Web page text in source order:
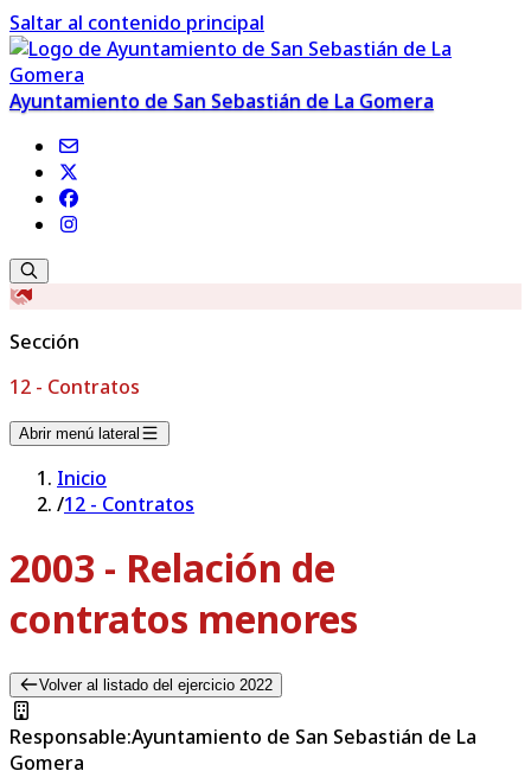
Saltar al contenido principal
Ayuntamiento de San Sebastián de La Gomera
Sección
12 - Contratos
Abrir menú lateral
Inicio
/12 - Contratos
2003 - Relación de
contratos menores
Volver al listado del ejercicio 2022
Responsable:Ayuntamiento de San Sebastián de La
Gomera